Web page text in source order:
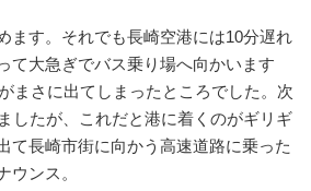
ます。それでも長崎空港には10分遅れ
て大急ぎでバス乗り場へ向かいます
まさに出てしまったところでした。次
したが、これだと港に着くのがギリギ
て長崎市街に向かう高速道路に乗った
ウンス。